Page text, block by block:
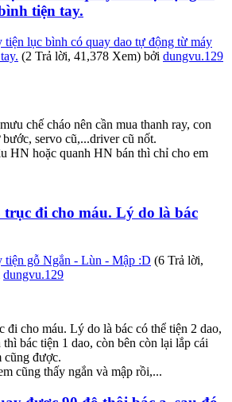
tiện tay.
tiện lục bình có quay dao tự động từ máy
(2 Trả lời, 41,378 Xem) bởi dungvu.129
chế cháo nên cần mua thanh ray, con
servo cũ,...driver cũ nốt.
HN hoặc quanh HN bán thì chỉ cho em
trục đi cho máu. Lý do là bác
tiện gỗ Ngắn - Lùn - Mập :D (6 Trả lời,
dungvu.129
đi cho máu. Lý do là bác có thể tiện 2 dao,
bác tiện 1 dao, còn bên còn lại lắp cái
cũng được.
cũng thấy ngắn và mập rồi,...